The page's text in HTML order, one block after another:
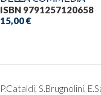
ISBN 9791257120658
15,00 €
P.Cataldi, S.Brugnolini,